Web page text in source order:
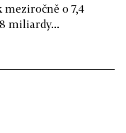
o 7,4
miliardy...